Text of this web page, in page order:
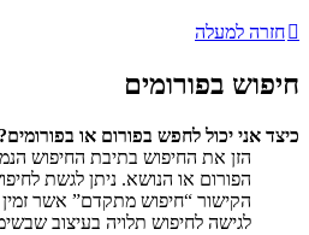
חזרה למעלה
חיפוש בפורומים
כיצד אני יכול לחפש בפורום או בפורומים?
הזן את החיפוש בתיבת החיפוש
הפורום או הנושא. ניתן לגשת
הקישור “חיפוש מתקדם” אשר
לגישה לחיפוש תלויה בעיצוב